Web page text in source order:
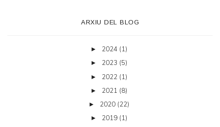
ARXIU DEL BLOG
► 2024 (1)
► 2023 (5)
► 2022 (1)
► 2021 (8)
► 2020 (22)
► 2019 (1)